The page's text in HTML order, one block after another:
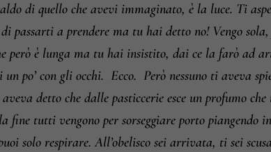
di quello che avevi immaginato, è la luce. Ti
passarti a prendere ma tu hai detto no! Vengo
però è lunga ma tu hai insistito, dai ce la farò ad
po’ con gli occhi. Ecco. Però nessuno ti aveva
detto che dalle pasticcerie esce un profumo
fine tutti vengono per sorseggiare porto piangendo
solo respirare. All’obelisco sei arrivata, ti sei